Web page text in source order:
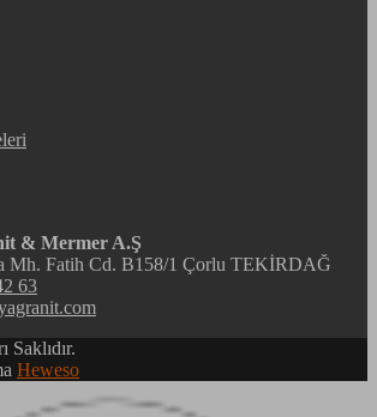
& Mermer A.Ş
Mh. Fatih Cd. B158/1 Çorlu TEKİRDAĞ
63
Heweso